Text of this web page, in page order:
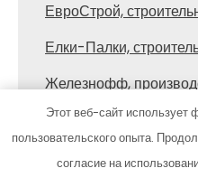
ЕвроСтрой,
Елки-Палки,
Железнофф,
компания
Забайкальский
Этот веб-сайт
пользовательского опыта.
согласие на